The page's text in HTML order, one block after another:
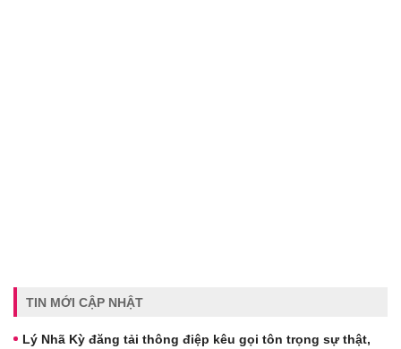
TIN MỚI CẬP NHẬT
Lý Nhã Kỳ đăng tải thông điệp kêu gọi tôn trọng sự thật,